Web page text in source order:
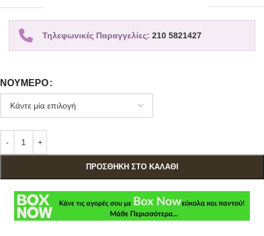
Τηλεφωνικές Παραγγελίες: 210 5821427
ΝΟΎΜΕΡΟ
ΠΡΟΣΘΉΚΗ ΣΤΟ ΚΑΛΆΘΙ